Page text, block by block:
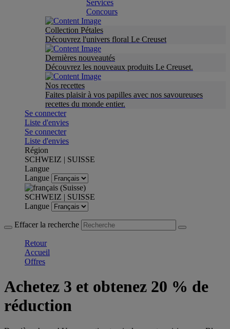
Services
Concours
Collection Pétales
Découvrez l'univers floral Le Creuset
Dernières nouveautés
Découvrez les nouveaux produits Le Creuset.
Nos recettes
Faites plaisir à vos papilles avec nos savoureuses
recettes du monde entier.
Se connecter
Liste d'envies
Se connecter
Liste d'envies
Région
SCHWEIZ | SUISSE
Langue
Langue
SCHWEIZ | SUISSE
Langue
Effacer la recherche
Retour
Accueil
Offres
Achetez 3 et obtenez 20 % de
réduction